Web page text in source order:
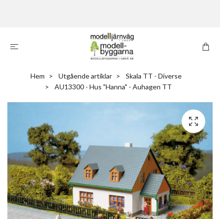
Hem Utgående artiklar
Skala TT - Diverse
AU13300 - Hus "Hanna" - Auhagen TT